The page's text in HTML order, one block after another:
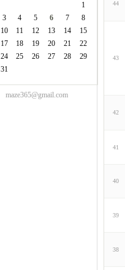
1
3 4 5 6 7
8
10 11 12 13 14
15
17 18 19 20 21
22
24 25 26 27 28
29
31
maze365@gmail.com
44
43
42
41
40
39
38